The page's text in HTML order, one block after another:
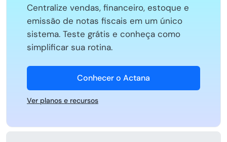
Centralize vendas, financeiro, estoque e
emissão de notas fiscais em um único
sistema. Teste grátis e conheça como
simplificar sua rotina.
Conhecer o Actana
Ver planos e recursos